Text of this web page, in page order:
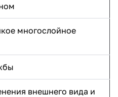
многослойное
внешнего вида и